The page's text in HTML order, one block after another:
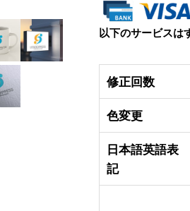
以下のサービスは
修正回数
色変更
日本語英語表
記